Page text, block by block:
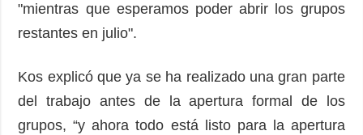
"mientras que esperamos poder abrir los grupos
restantes en julio".
Kos explicó que ya se ha realizado una gran parte
del trabajo antes de la apertura formal de los
grupos, “y ahora todo está listo para la apertura